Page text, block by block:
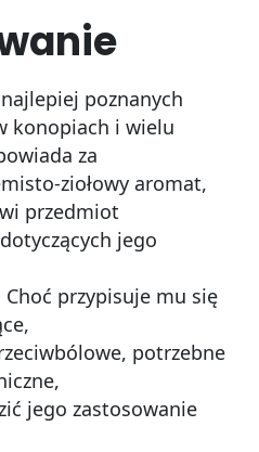
poznanych
konopiach i wielu
za
ziołowy aromat,
przedmiot
jego
przypisuje mu się
potrzebne
jego zastosowanie